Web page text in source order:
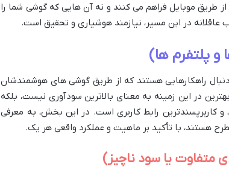
طریق موبایل فراهم می کنند و نه آن هایی که گوشی شما را
عاقلانه در این مسیر، نیازمند هوشیاری و تحقیق است.
و پلتفرم ها)
دنبال راهکارهایی هستند که از طریق گوشی های هوشمندشان
در این زمینه به معنای بالاترین سودآوری نیست، بلکه
و کاربرپسندترین رابط کاربری است. در این بخش، به معرفی
هستند، با تأکید بر ماهیت و عملکرد واقعی هر یک.
متفاوت یا سود ناچیز)